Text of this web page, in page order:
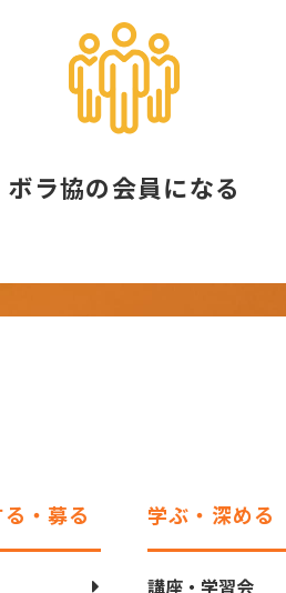
ボラ協の会員になる
・募る 学ぶ・深める
講座・学習会